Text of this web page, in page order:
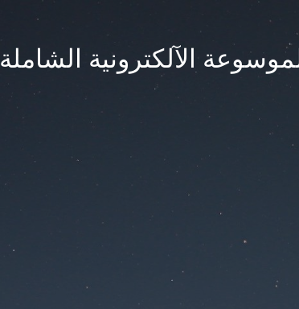
الآلكترونية الشاملة